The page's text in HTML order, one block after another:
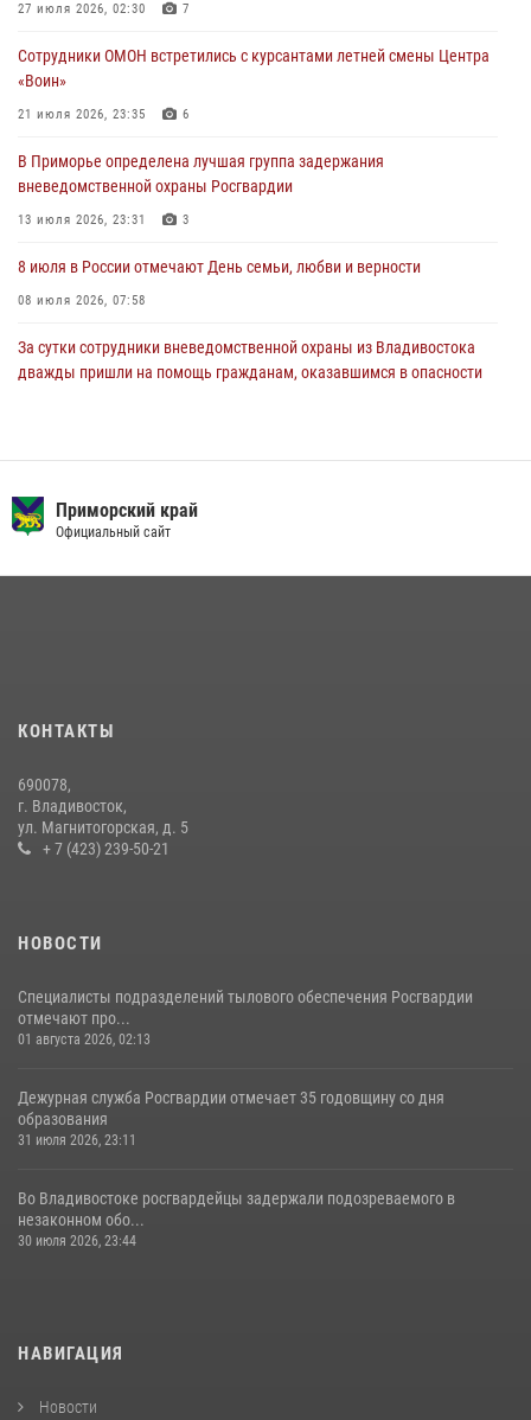
В Международный День тигра на открытии III семейных
службе
разрешительной работы Росгвардии напомнили гражданам, как
сдать оружие за вознаграждение
23 июля 2026, 22:45
27 июля 2026, 02:30 7
Сотрудники ОМОН встретились с курсантами летней смены Центра
«Воин»
21 июля 2026, 23:35 6
В Приморье определена лучшая группа задержания
вневедомственной охраны Росгвардии
13 июля 2026, 23:31 3
8 июля в России отмечают День семьи, любви и верности
08 июля 2026, 07:58
За сутки сотрудники вневедомственной охраны из Владивостока
дважды пришли на помощь гражданам, оказавшимся в опасности
10 июля 2026, 06:31 4
16 июля 2026, 01:13
боевого опыта
08 июля 2026, 07:52
Приморский край
Официальный сайт
КОНТАКТЫ
690078,
г. Владивосток,
ул. Магнитогорская, д. 5
+ 7 (423) 239-50-21
НОВОСТИ
Специалисты подразделений тылового обеспечения Росгвардии
отмечают про...
01 августа 2026, 02:13
Дежурная служба Росгвардии отмечает 35 годовщину со дня
образования
31 июля 2026, 23:11
Во Владивостоке росгвардейцы задержали подозреваемого в
незаконном обо...
30 июля 2026, 23:44
НАВИГАЦИЯ
Новости